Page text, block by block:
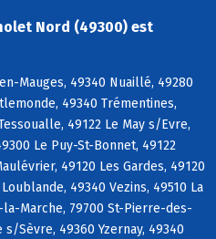
Nord (49300) est
Mauges, 49340 Nuaillé, 49280
49340 Trémentines,
49122 Le May s/Evre,
Le Puy-St-Bonnet, 49122
49120 Les Gardes, 49120
49340 Vezins, 49510 La
Marche, 79700 St-Pierre-des-
Sèvre, 49360 Yzernay, 49340